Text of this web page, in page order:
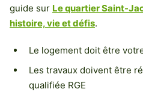
guide sur Le quartier Saint-
histoire, vie et défis.
Le logement doit être
Les travaux doivent être
qualifiée RGE